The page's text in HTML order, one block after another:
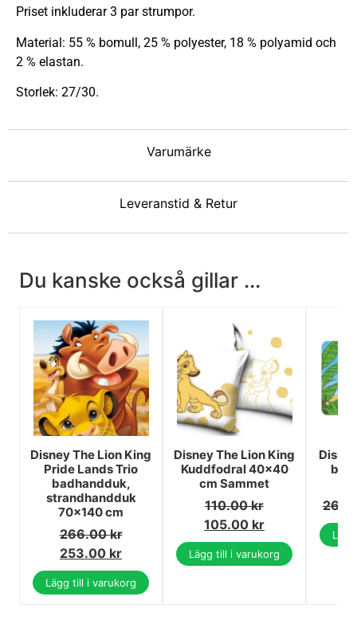
Varumärke
Leveranstid & Retur
Priset inkluderar 3 par strumpor.
Material: 55 % bomull, 25 % polyester, 18 % polyamid och
2 % elastan.
Storlek: 27/30.
Du kanske också gillar ...
Disney The Lion King
Pride Lands Trio
badhandduk,
strandhandduk
70x140 cm
266.00kr
253.00 kr
Lägg till i varukorg
Disney The Lion King
Kuddfodral 40x40
cm Sammet
110.00kr
105.00 kr
Lägg till i varukorg